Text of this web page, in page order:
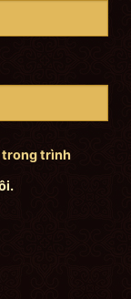
trong trình